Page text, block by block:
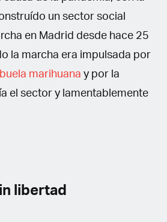
un sector social
en Madrid desde hace 25
la marcha era impulsada por
marihuana y por la
el sector y lamentablemente
libertad